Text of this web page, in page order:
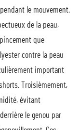
le mouvement.
de la peau,
que
contre la peau
important
Troisièmement,
évitant
le genou par